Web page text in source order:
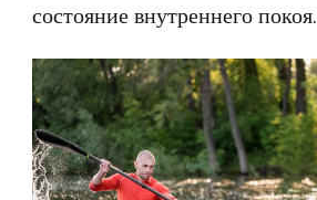
состояние внутреннего покоя.